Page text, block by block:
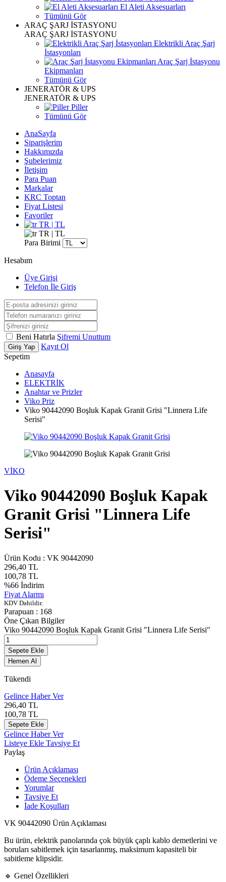
El Aleti Aksesuarları
Tümünü Gör
ARAÇ ŞARJ İSTASYONU
ARAÇ ŞARJ İSTASYONU
Elektrikli Araç Şarj
İstasyonları
Araç Şarj İstasyonu
Ekipmanları
Tümünü Gör
JENERATÖR & UPS
JENERATÖR & UPS
Piller
Tümünü Gör
AnaSayfa
Siparişlerim
Hakkımızda
Şubelerimiz
İletişim
Para Puan
Markalar
KRC Toptan
Fiyat Listesi
Favoriler
TR | TL
TR | TL
Para Birimi
Hesabım
Üye Girişi
Telefon İle Giriş
Beni Hatırla Şifremi Unuttum
Giriş Yap
Kayıt Ol
Sepetim
Anasayfa
ELEKTRİK
Anahtar ve Prizler
Viko Priz
Viko 90442090 Boşluk Kapak Granit Grisi "Linnera Life
Serisi"
VİKO
Viko 90442090 Boşluk Kapak
Granit Grisi "Linnera Life
Serisi"
Ürün Kodu : VK 90442090
296,40 TL
100,78 TL
%66 İndirim
Fiyat Alarmı
KDV Dahildir.
Parapuan : 168
Öne Çıkan Bilgiler
Viko 90442090 Boşluk Kapak Granit Grisi "Linnera Life Serisi"
Sepete Ekle
Hemen Al
Tükendi
Gelince Haber Ver
296,40 TL
100,78 TL
Sepete Ekle
Gelince Haber Ver
Listeye Ekle Tavsiye Et
Paylaş
Ürün Açıklaması
Ödeme Seçenekleri
Yorumlar
Tavsiye Et
İade Koşulları
VK 90442090 Ürün Açıklaması
Bu ürün, elektrik panolarında çok büyük çaplı kablo demetlerini ve
boruları sabitlemek için tasarlanmış, maksimum kapasiteli bir
sabitleme klipsidir.
🔹 Genel Özellikleri